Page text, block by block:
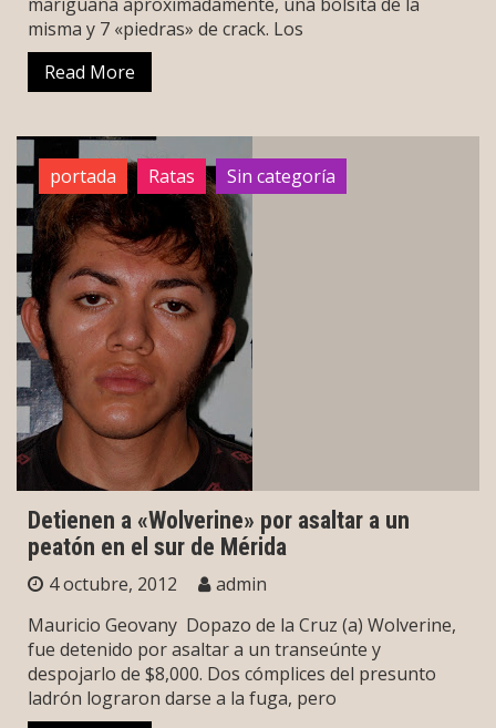
misma y 7 «piedras» de crack. Los
Read More
portada Ratas Sin categoría
Detienen a «Wolverine» por asaltar a un
peatón en el sur de Mérida
4 octubre, 2012
admin
Mauricio Geovany Dopazo de la Cruz (a) Wolverine,
fue detenido por asaltar a un transeúnte y
despojarlo de $8,000. Dos cómplices del presunto
ladrón lograron darse a la fuga, pero